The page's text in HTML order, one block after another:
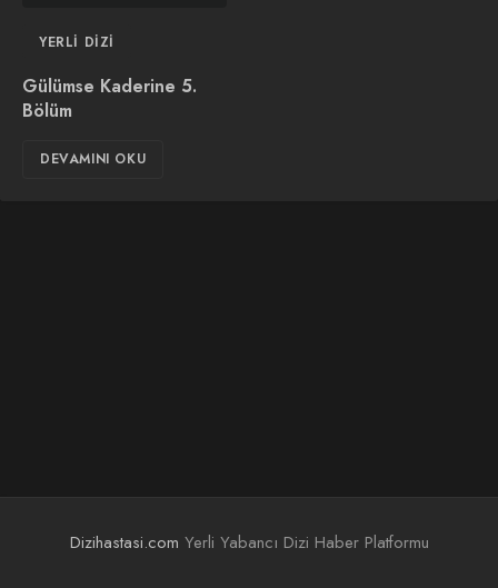
YERLI DIZI
Gülümse Kaderine 5.
Bölüm
DEVAMINI OKU
Dizihastasi.com Yerli Yabancı Dizi Haber Platformu